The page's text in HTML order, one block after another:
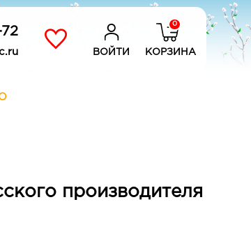
ВОЙТИ
0
КОРЗИНА
производителя